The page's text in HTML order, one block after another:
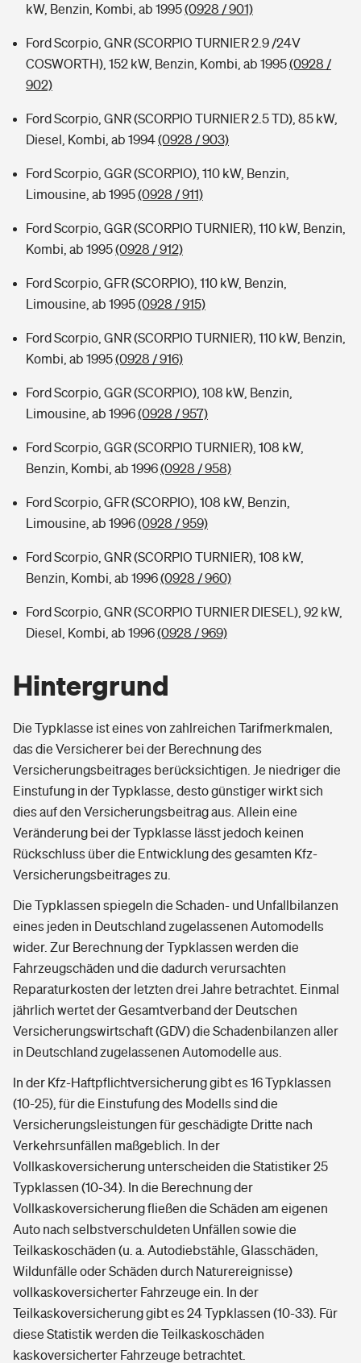
kW, Benzin, Kombi, ab 1995(0928 / 901)
Ford Scorpio, GNR (SCORPIO TURNIER 2.9 /24V
COSWORTH), 152 kW, Benzin, Kombi, ab 1995(0928 /
902)
Ford Scorpio, GNR (SCORPIO TURNIER 2.5 TD), 85 kW,
Diesel, Kombi, ab 1994(0928 / 903)
Ford Scorpio, GGR (SCORPIO), 110 kW, Benzin,
Limousine, ab 1995(0928 / 911)
Ford Scorpio, GGR (SCORPIO TURNIER), 110 kW, Benzin,
Kombi, ab 1995(0928 / 912)
Ford Scorpio, GFR (SCORPIO), 110 kW, Benzin,
Limousine, ab 1995(0928 / 915)
Ford Scorpio, GNR (SCORPIO TURNIER), 110 kW, Benzin,
Kombi, ab 1995(0928 / 916)
Ford Scorpio, GGR (SCORPIO), 108 kW, Benzin,
Limousine, ab 1996(0928 / 957)
Ford Scorpio, GGR (SCORPIO TURNIER), 108 kW,
Benzin, Kombi, ab 1996(0928 / 958)
Ford Scorpio, GFR (SCORPIO), 108 kW, Benzin,
Limousine, ab 1996(0928 / 959)
Ford Scorpio, GNR (SCORPIO TURNIER), 108 kW,
Benzin, Kombi, ab 1996(0928 / 960)
Ford Scorpio, GNR (SCORPIO TURNIER DIESEL), 92 kW,
Diesel, Kombi, ab 1996(0928 / 969)
Hintergrund
Die Typklasse ist eines von zahlreichen Tarifmerkmalen,
das die Versicherer bei der Berechnung des
Versicherungsbeitrages berücksichtigen. Je niedriger die
Einstufung in der Typklasse, desto günstiger wirkt sich
dies auf den Versicherungsbeitrag aus. Allein eine
Veränderung bei der Typklasse lässt jedoch keinen
Rückschluss über die Entwicklung des gesamten Kfz-
Versicherungsbeitrages zu.
Die Typklassen spiegeln die Schaden- und Unfallbilanzen
eines jeden in Deutschland zugelassenen Automodells
wider. Zur Berechnung der Typklassen werden die
Fahrzeugschäden und die dadurch verursachten
Reparaturkosten der letzten drei Jahre betrachtet. Einmal
jährlich wertet der Gesamtverband der Deutschen
Versicherungswirtschaft (GDV) die Schadenbilanzen aller
in Deutschland zugelassenen Automodelle aus.
In der Kfz-Haftpflichtversicherung gibt es 16 Typklassen
(10-25), für die Einstufung des Modells sind die
Versicherungsleistungen für geschädigte Dritte nach
Verkehrsunfällen maßgeblich. In der
Vollkaskoversicherung unterscheiden die Statistiker 25
Typklassen (10-34). In die Berechnung der
Vollkaskoversicherung fließen die Schäden am eigenen
Auto nach selbstverschuldeten Unfällen sowie die
Teilkaskoschäden (u. a. Autodiebstähle, Glasschäden,
Wildunfälle oder Schäden durch Naturereignisse)
vollkaskoversicherter Fahrzeuge ein. In der
Teilkaskoversicherung gibt es 24 Typklassen (10-33). Für
diese Statistik werden die Teilkaskoschäden
kaskoversicherter Fahrzeuge betrachtet.